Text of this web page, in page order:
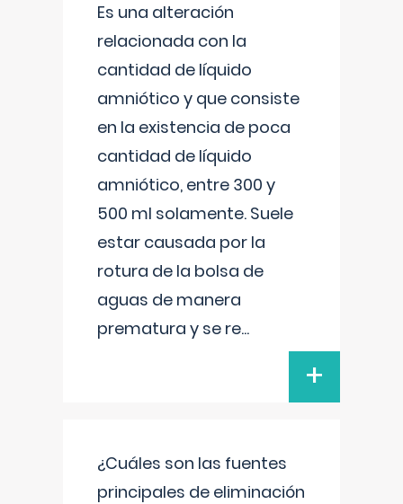
Es una alteración
relacionada con la
cantidad de líquido
amniótico y que consiste
en la existencia de poca
cantidad de líquido
amniótico, entre 300 y
500 ml solamente. Suele
estar causada por la
rotura de la bolsa de
aguas de manera
prematura y se re...
+
¿Cuáles son las fuentes
principales de eliminación